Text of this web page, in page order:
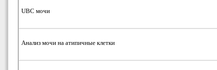
UBC мочи
Анализ мочи на атипичные клетки